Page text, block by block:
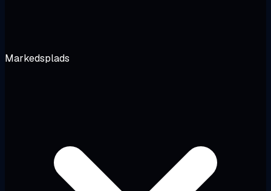
Markedsplads